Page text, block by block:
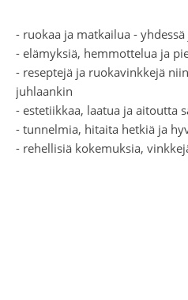
- ruokaa ja matkailua - yhdessä
- elämyksiä, hemmottelua ja
- reseptejä ja ruokavinkkejä
juhlaankin
- estetiikkaa, laatua ja aitoutta
- tunnelmia, hitaita hetkiä ja
- rehellisiä kokemuksia,